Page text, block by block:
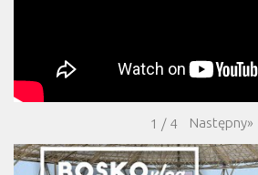
1 / 4 Następny»